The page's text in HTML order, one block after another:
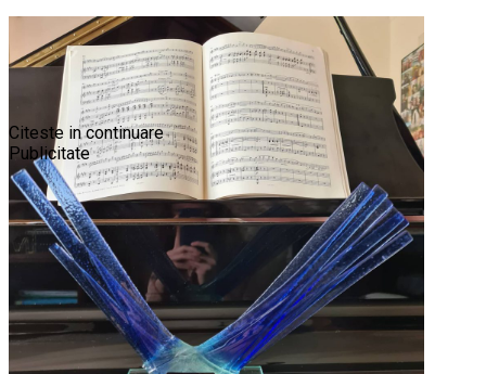
Citeste in continuare
Publicitate